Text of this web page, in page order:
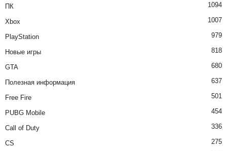
ПК 1094
Xbox 1007
PlayStation 979
Новые игры 818
GTA 680
Полезная информация 637
Free Fire 501
PUBG Mobile 454
Call of Duty 336
CS 275